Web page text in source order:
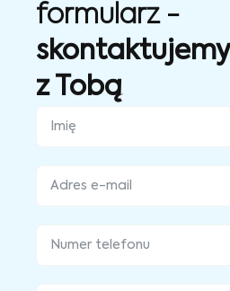
formularz -
z Tobą